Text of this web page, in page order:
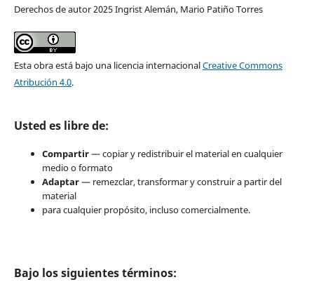
Derechos de autor 2025 Ingrist Alemán, Mario Patiño Torres
Esta obra está bajo una licencia internacionalCreative Commons
Atribución 4.0.
Usted es libre de:
Compartir— copiar y redistribuir el material en cualquier
medio o formato
Adaptar— remezclar, transformar y construir a partir del
material
para cualquier propósito, incluso comercialmente.
Bajo los siguientes términos: